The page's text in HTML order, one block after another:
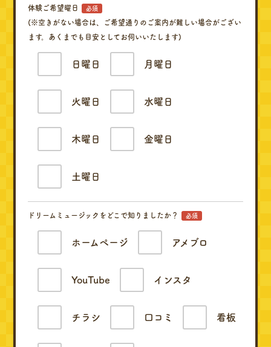
体験ご希望曜日 必須
(※空きがない場合は、ご希望通りのご案内が難しい場合がござい
ます。あくまでも目安としてお伺いいたします)
日曜日 月曜日
火曜日 水曜日
木曜日 金曜日
土曜日
ドリームミュージックをどこで知りましたか？ 必須
ホームページ アメブロ
YouTube インスタ
チラシ 口コミ 看板